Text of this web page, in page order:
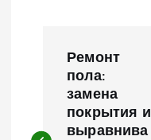
в
Ремонт
пола:
замена
покрытия и
выравнива